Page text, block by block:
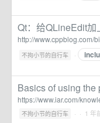
Qt：给QLineEdit
http://www.cppblog.com/
不拘小节的自行车 ·
Basics of using the
https://www.iar.com/
不拘小节的自行车 · · 1 年